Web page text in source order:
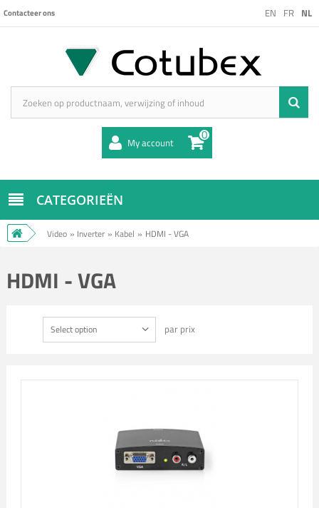
EN FR NL
Contacteer ons
My account 0
CATEGORIEËN
Video » Inverter » Kabel » HDMI - VGA
HDMI - VGA
Select option par prix